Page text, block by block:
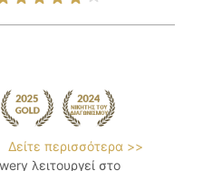
Δείτε περισσότερα >>
λειτουργεί στο